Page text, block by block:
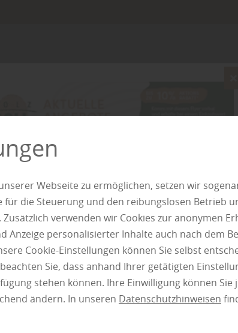
ökologisch.
Webseite zu ermöglichen, setzen wir
die Steuerung und den reibungslosen Betrieb
verwenden wir Cookies zur anonymen
Anzeige personalisierter Inhalte auch nach dem
Cookie-Einstellungen können Sie selbst
Sie, dass anhand Ihrer getätigten
stehen können. Ihre Einwilligung können
ändern. In unseren Datenschutzhinweisen